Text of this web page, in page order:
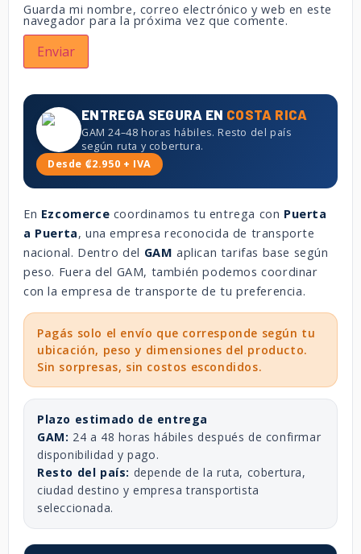
Guarda mi nombre, correo electrónico y web en este
navegador para la próxima vez que comente.
ENTREGA SEGURA EN COSTA RICA
GAM 24–48 horas hábiles. Resto del país
según ruta y cobertura.
Desde ₡2.950 + IVA
En Ezcomerce coordinamos tu entrega con Puerta
a Puerta, una empresa reconocida de transporte
nacional. Dentro del GAM aplican tarifas base según
peso. Fuera del GAM, también podemos coordinar
con la empresa de transporte de tu preferencia.
Pagás solo el envío que corresponde según tu
ubicación, peso y dimensiones del producto.
Sin sorpresas, sin costos escondidos.
Plazo estimado de entrega
GAM: 24 a 48 horas hábiles después de confirmar
disponibilidad y pago.
Resto del país: depende de la ruta, cobertura,
ciudad destino y empresa transportista
seleccionada.